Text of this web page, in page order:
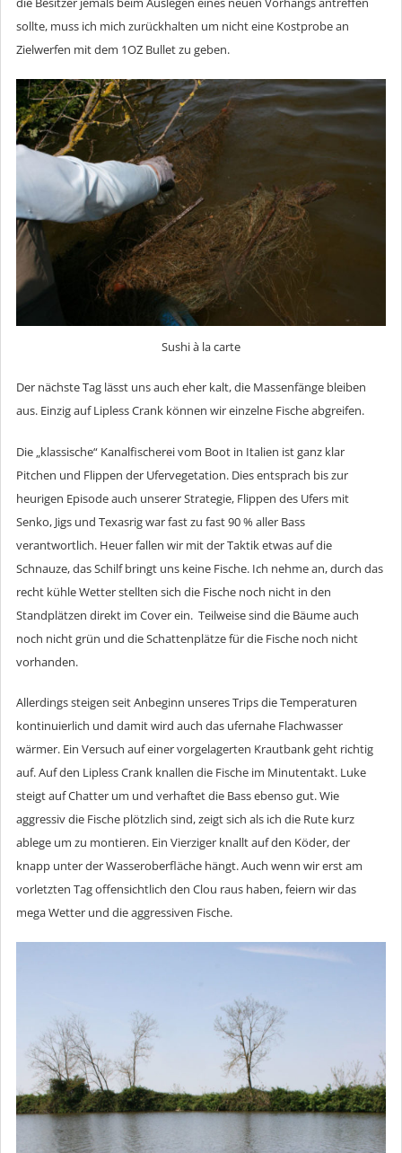
sollte, muss ich mich zurückhalten um nicht eine Kostprobe an
Zielwerfen mit dem 1OZ Bullet zu geben.
Sushi à la carte
Der nächste Tag lässt uns auch eher kalt, die Massenfänge bleiben
aus. Einzig auf Lipless Crank können wir einzelne Fische abgreifen.
Die „klassische“ Kanalfischerei vom Boot in Italien ist ganz klar
Pitchen und Flippen der Ufervegetation. Dies entsprach bis zur
heurigen Episode auch unserer Strategie, Flippen des Ufers mit
Senko, Jigs und Texasrig war fast zu fast 90 % aller Bass
verantwortlich. Heuer fallen wir mit der Taktik etwas auf die
Schnauze, das Schilf bringt uns keine Fische. Ich nehme an, durch das
recht kühle Wetter stellten sich die Fische noch nicht in den
Standplätzen direkt im Cover ein. Teilweise sind die Bäume auch
noch nicht grün und die Schattenplätze für die Fische noch nicht
vorhanden.
Allerdings steigen seit Anbeginn unseres Trips die Temperaturen
kontinuierlich und damit wird auch das ufernahe Flachwasser
wärmer. Ein Versuch auf einer vorgelagerten Krautbank geht richtig
auf. Auf den Lipless Crank knallen die Fische im Minutentakt. Luke
steigt auf Chatter um und verhaftet die Bass ebenso gut. Wie
aggressiv die Fische plötzlich sind, zeigt sich als ich die Rute kurz
ablege um zu montieren. Ein Vierziger knallt auf den Köder, der
knapp unter der Wasseroberfläche hängt. Auch wenn wir erst am
vorletzten Tag offensichtlich den Clou raus haben, feiern wir das
mega Wetter und die aggressiven Fische.